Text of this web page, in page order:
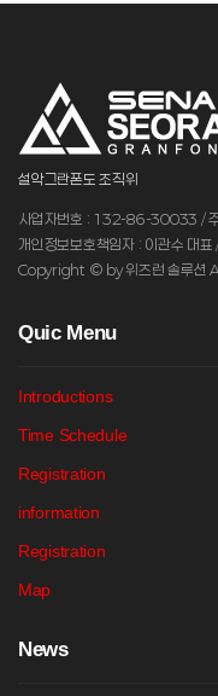
설악그란폰도 조직위
사업자번호 : 132-86-30033 / 주
개인정보보호책임자 : 이관수
Copyright © by 위즈런 솔루션
Quic Menu
Introductions
Time Schedule
Registration
information
Registration
Map
News